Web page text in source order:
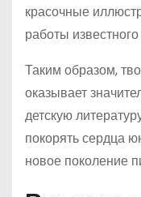
красочные
работы
Таким образом,
оказывает
детскую
покорять сердца
новое поколение